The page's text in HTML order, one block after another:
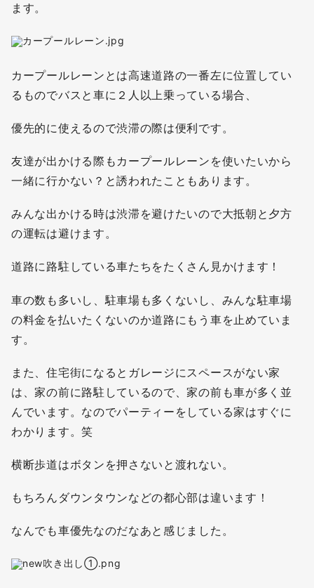
ます。
カープールレーンとは高速道路の一番左に位置してい
るものでバスと車に２人以上乗っている場合、
優先的に使えるので渋滞の際は便利です。
友達が出かける際もカープールレーンを使いたいから
一緒に行かない？と誘われたこともあります。
みんな出かける時は渋滞を避けたいので大抵朝と夕方
の運転は避けます。
道路に路駐している車たちをたくさん見かけます！
車の数も多いし、駐車場も多くないし、みんな駐車場
の料金を払いたくないのか道路にもう車を止めていま
す。
また、住宅街になるとガレージにスペースがない家
は、家の前に路駐しているので、家の前も車が多く並
んでいます。なのでパーティーをしている家はすぐに
わかります。笑
横断歩道はボタンを押さないと渡れない。
もちろんダウンタウンなどの都心部は違います！
なんでも車優先なのだなあと感じました。